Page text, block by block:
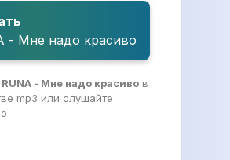
- Мне надо красиво
RUNA - Мне надо красиво в
mp3 или слушайте